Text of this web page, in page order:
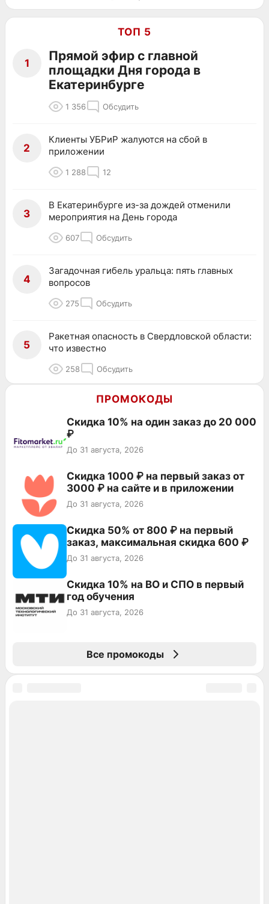
ТОП 5
1
Прямой эфир с главной
площадки Дня города в
Екатеринбурге
1 356 Обсудить
2
Клиенты УБРиР жалуются на сбой в
приложении
1 288 12
3
В Екатеринбурге из-за дождей отменили
мероприятия на День города
607 Обсудить
4
Загадочная гибель уральца: пять главных
вопросов
275 Обсудить
5
Ракетная опасность в Свердловской области:
что известно
258 Обсудить
ПРОМОКОДЫ
Скидка 10% на один заказ до 20 000
₽
До 31 августа, 2026
Скидка 1000 ₽ на первый заказ от
3000 ₽ на сайте и в приложении
До 31 августа, 2026
Скидка 50% от 800 ₽ на первый
заказ, максимальная скидка 600 ₽
До 31 августа, 2026
Скидка 10% на ВО и СПО в первый
год обучения
До 31 августа, 2026
Все промокоды